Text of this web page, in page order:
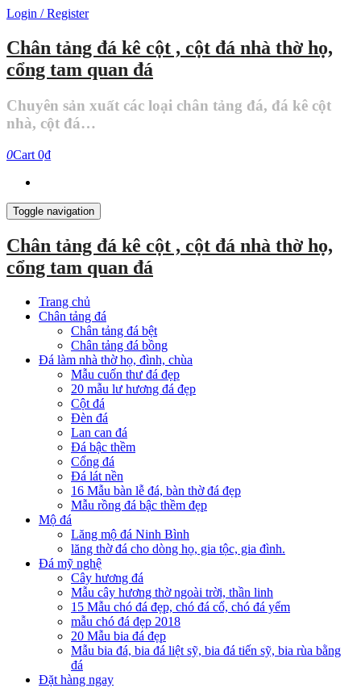
Skip
the
content
Login / Register
Chân tảng đá kê cột , cột đá nhà thờ họ,
cổng tam quan đá
Chuyên sản xuất các loại chân tảng đá, đá kê cột
nhà, cột đá…
0Cart 0₫
Toggle navigation
Chân tảng đá kê cột , cột đá nhà thờ họ,
cổng tam quan đá
Trang chủ
Chân tảng đá
Chân tảng đá bệt
Chân tảng đá bồng
Đá làm nhà thờ họ, đình, chùa
Mẫu cuốn thư đá đẹp
20 mẫu lư hương đá đẹp
Cột đá
Đèn đá
Lan can đá
Đá bậc thềm
Cổng đá
Đá lát nền
16 Mẫu bàn lễ đá, bàn thờ đá đẹp
Mẫu rồng đá bậc thềm đẹp
Mộ đá
Lăng mộ đá Ninh Bình
lăng thờ đá cho dòng họ, gia tộc, gia đình.
Đá mỹ nghệ
Cây hương đá
Mẫu cây hương thờ ngoài trời, thần linh
15 Mẫu chó đá đẹp, chó đá cổ, chó đá yểm
mẫu chó đá đẹp 2018
20 Mẫu bia đá đẹp
Mẫu bia đá, bia đá liệt sỹ, bia đá tiến sỹ, bia rùa bằng
đá
Đặt hàng ngay